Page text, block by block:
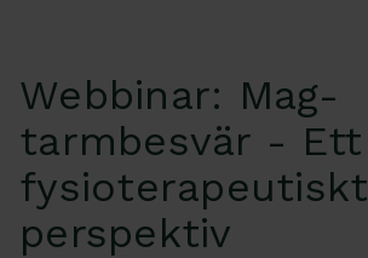
Webbinar: Mag-
tarmbesvär - Ett
fysioterapeutiskt
perspektiv